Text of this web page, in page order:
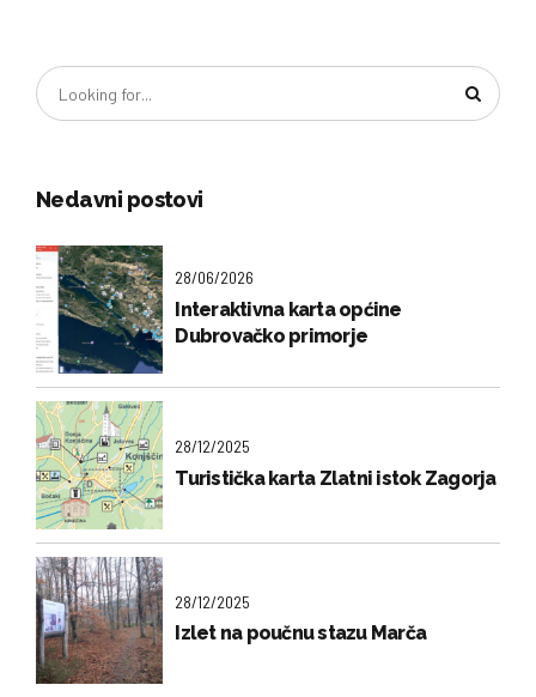
Nedavni postovi
28/06/2026
Interaktivna karta općine
Dubrovačko primorje
28/12/2025
Turistička karta Zlatni istok Zagorja
28/12/2025
Izlet na poučnu stazu Marča